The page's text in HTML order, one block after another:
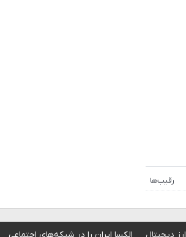
رقیب‌ها
ارز دیجیتال الکسا ایران را در شبکه‌های اجتماعی